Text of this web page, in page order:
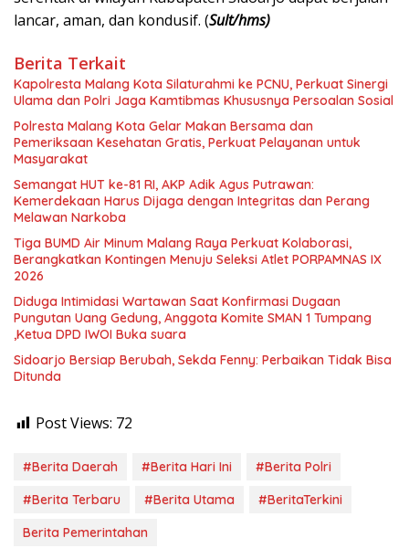
lancar, aman, dan kondusif. (Sult/hms)
Berita Terkait
Kapolresta Malang Kota Silaturahmi ke PCNU, Perkuat Sinergi
Ulama dan Polri Jaga Kamtibmas Khususnya Persoalan Sosial
Polresta Malang Kota Gelar Makan Bersama dan
Pemeriksaan Kesehatan Gratis, Perkuat Pelayanan untuk
Masyarakat
Semangat HUT ke-81 RI, AKP Adik Agus Putrawan:
Kemerdekaan Harus Dijaga dengan Integritas dan Perang
Melawan Narkoba
Tiga BUMD Air Minum Malang Raya Perkuat Kolaborasi,
Berangkatkan Kontingen Menuju Seleksi Atlet PORPAMNAS IX
2026
Diduga Intimidasi Wartawan Saat Konfirmasi Dugaan
Pungutan Uang Gedung, Anggota Komite SMAN 1 Tumpang
,Ketua DPD IWOI Buka suara
Sidoarjo Bersiap Berubah, Sekda Fenny: Perbaikan Tidak Bisa
Ditunda
Post Views: 72
#Berita Daerah #Berita Hari Ini
#Berita Polri
#Berita Terbaru
#Berita Utama
#BeritaTerkini
Berita Pemerintahan